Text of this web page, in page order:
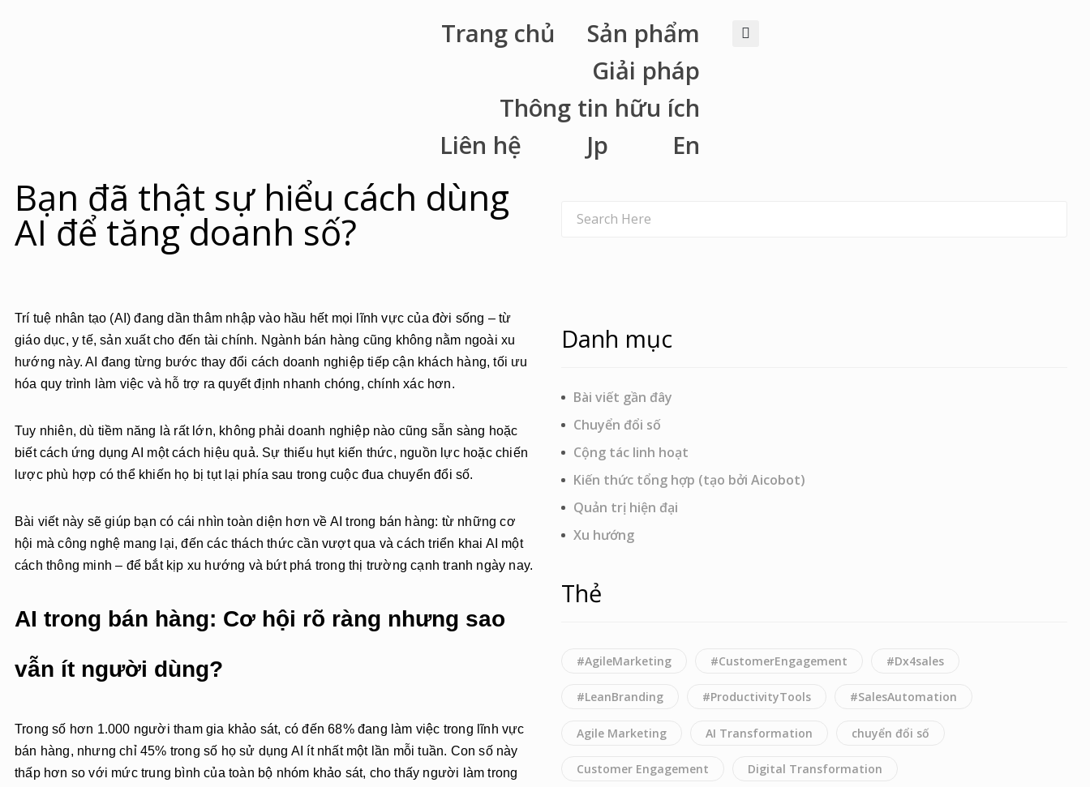
Trang chủ
Sản phẩm
Giải pháp
Thông tin hữu ích
Liên hệ
Jp En
Bạn đã thật sự hiểu cách dùng
AI để tăng doanh số?
Trí tuệ nhân tạo (AI) đang dần thâm nhập vào hầu hết mọi lĩnh vực của đời sống – từ
giáo dục, y tế, sản xuất cho đến tài chính. Ngành bán hàng cũng không nằm ngoài xu
hướng này. AI đang từng bước thay đổi cách doanh nghiệp tiếp cận khách hàng, tối ưu
hóa quy trình làm việc và hỗ trợ ra quyết định nhanh chóng, chính xác hơn.
Tuy nhiên, dù tiềm năng là rất lớn, không phải doanh nghiệp nào cũng sẵn sàng hoặc
biết cách ứng dụng AI một cách hiệu quả. Sự thiếu hụt kiến thức, nguồn lực hoặc chiến
lược phù hợp có thể khiến họ bị tụt lại phía sau trong cuộc đua chuyển đổi số.
Bài viết này sẽ giúp bạn có cái nhìn toàn diện hơn về AI trong bán hàng: từ những cơ
hội mà công nghệ mang lại, đến các thách thức cần vượt qua và cách triển khai AI một
cách thông minh – để bắt kịp xu hướng và bứt phá trong thị trường cạnh tranh ngày nay.
AI trong bán hàng: Cơ hội rõ ràng nhưng sao
vẫn ít người dùng?
Trong số hơn 1.000 người tham gia khảo sát, có đến 68% đang làm việc trong lĩnh vực
bán hàng, nhưng chỉ 45% trong số họ sử dụng AI ít nhất một lần mỗi tuần. Con số này
thấp hơn so với mức trung bình của toàn bộ nhóm khảo sát, cho thấy người làm trong
Danh mục
Bài viết gần đây
Chuyển đổi số
Cộng tác linh hoạt
Kiến thức tổng hợp (tạo bởi Aicobot)
Quản trị hiện đại
Xu hướng
Thẻ
#AgileMarketing #CustomerEngagement #Dx4sales
#LeanBranding #ProductivityTools #SalesAutomation
Agile Marketing AI Transformation chuyển đổi số
Customer Engagement Digital Transformation